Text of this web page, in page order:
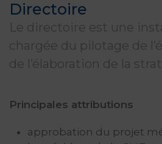
Directoire
Le directoire est une
chargée du pilotage de
de l’élaboration de la
Principales attributions
approbation du projet